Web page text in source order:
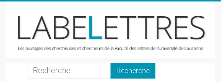
LabeLettres